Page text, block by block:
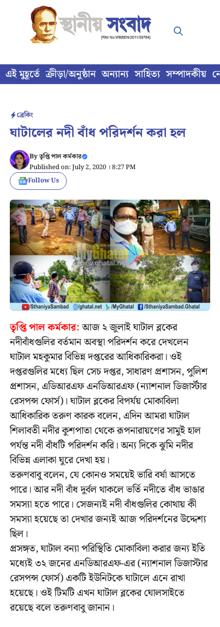
content
এই মুহূর্তে ক্রীড়া/অনুষ্ঠান অন্যান্য সাহিত্য সম্পাদকীয়
ব্রেকিং
ঘাটালের নদী বাঁধ পরিদর্শন করা হল
Byতৃপ্তি পাল কর্মকার
Published on: July 2, 2020 । 8:27 PM
Follow Us
তৃপ্তি পাল কর্মকার:আজ ২ জুলাই ঘাটাল ব্লকের
নদীবাঁধগুলির বর্তমান অবস্থা পরিদর্শন করে দেখলেন
ঘাটাল মহকুমার বিভিন্ন দপ্তরের আধিকারিকরা। ওই
দপ্তরগুলির মধ্যে ছিল সেচ দপ্তর, সাধারণ প্রশাসন, পুলিশ
প্রশাসন, এডিআরএফ এনডিআরএফ (ন্যাশনাল ডিজার্স্টার
রেসপন্স ফোর্স)। ঘাটাল ব্লকের বিপর্যয় মোকাবিলা
আধিকারিক তরুণ কারক বলেন, এদিন আমরা ঘাটাল
শিলাবতী নদীর কুশপাতা থেকে রূপনারায়ণের সামুই হাল
পর্যন্ত নদী বাঁধটি পরিদর্শন করি। অন্য দিকে ঝুমি নদীর
বিভিন্ন এলাকা ঘুরে দেখা হয়।
তরুণবাবু বলেন, যে কোনও সময়েই ভারি বর্ষা আসতে
পারে। আর নদী বাঁধ দুর্বল থাকলে ভর্তি নদীতে বাঁধ ভাঙার
সমস্যা হতে পারে। সেজন্যই নদী বাঁধগুলির কোথায় কী
সমস্যা হয়েছে তা দেখার জন্যই আজ পরিদর্শনের উদ্দেশ্য
ছিল।
প্রসঙ্গত, ঘাটাল বন্যা পরিস্থিতি মোকাবিলা করার জন্য ইতি
মধ্যেই ৩২ জনের এনডিআরএফ-এর (ন্যাশনাল ডিজাস্টার
রেসপন্স ফোর্স) একটি ইউনিটকে ঘাটালে এনে রাখা
হয়েছে। ওই টিমটি এখন ঘাটাল ব্লকের ঘোলসাইতে
রয়েছে বলে তরুণবাবু জানান।